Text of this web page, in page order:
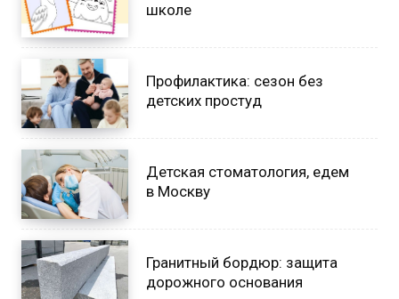
школе
Профилактика: сезон без
детских простуд
Детская стоматология, едем
в Москву
Гранитный бордюр: защита
дорожного основания